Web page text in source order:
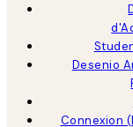
Desenio
Connexion